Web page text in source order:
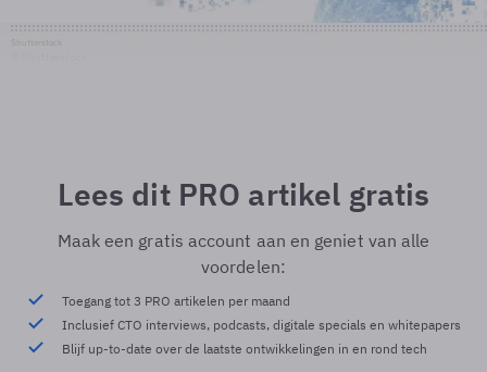
Lees dit PRO artikel gratis
Maak een gratis account aan en geniet van alle
voordelen:
Toegang tot 3 PRO artikelen per maand
Inclusief CTO interviews, podcasts, digitale specials en whitepapers
Blijf up-to-date over de laatste ontwikkelingen in en rond tech